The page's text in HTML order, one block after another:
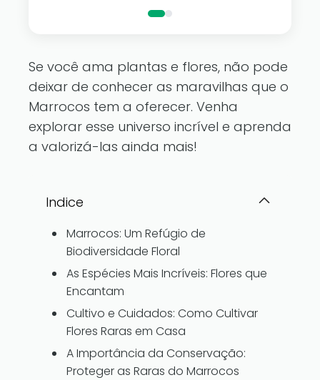
Se você ama plantas e flores, não pode
deixar de conhecer as maravilhas que o
Marrocos tem a oferecer. Venha
explorar esse universo incrível e aprenda
a valorizá-las ainda mais!
Indice
Marrocos: Um Refúgio de
Biodiversidade Floral
As Espécies Mais Incríveis: Flores que
Encantam
Cultivo e Cuidados: Como Cultivar
Flores Raras em Casa
A Importância da Conservação:
Proteger as Raras do Marrocos